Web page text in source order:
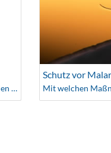
Anschriften der Gelbfieberimpfstellen und Ärzte
Schutz vor